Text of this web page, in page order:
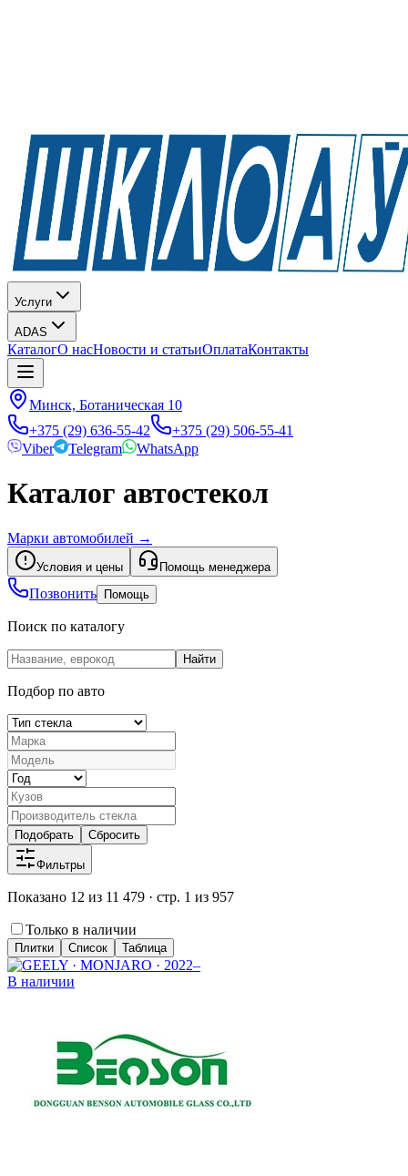
Услуги
ADAS
КаталогО насНовости и статьиОплатаКонтакты
Минск, Ботаническая 10
+375 (29) 636-55-42
+375 (29) 506-55-41
Viber
Telegram WhatsApp
Каталог автостекол
Марки автомобилей →
Условия и цены Помощь менеджера
Позвонить Помощь
Поиск по каталогу
Найти
Подбор по авто
Подобрать Сбросить
Фильтры
Показано 12 из 11 479 · стр. 1 из 957
Только в наличии
Плитки Список Таблица
В наличии